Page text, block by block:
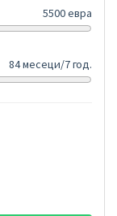
5500 евра
84 месеци/7 год.